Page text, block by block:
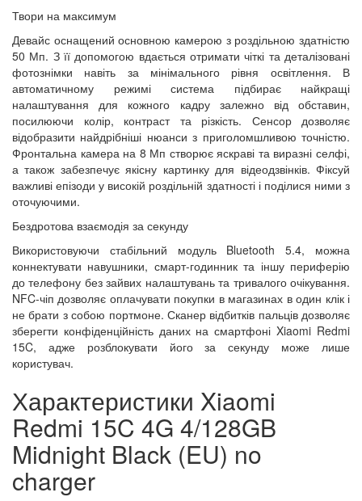
Твори на максимум
Девайс оснащений основною камерою з роздільною здатністю
50 Мп. З її допомогою вдається отримати чіткі та деталізовані
фотознімки навіть за мінімального рівня освітлення. В
автоматичному режимі система підбирає найкращі
налаштування для кожного кадру залежно від обставин,
посилюючи колір, контраст та різкість. Сенсор дозволяє
відобразити найдрібніші нюанси з приголомшливою точністю.
Фронтальна камера на 8 Мп створює яскраві та виразні селфі,
а також забезпечує якісну картинку для відеодзвінків. Фіксуй
важливі епізоди у високій роздільній здатності і поділися ними з
оточуючими.
Бездротова взаємодія за секунду
Використовуючи стабільний модуль Bluetooth 5.4, можна
коннектувати навушники, смарт-годинник та іншу периферію
до телефону без зайвих налаштувань та тривалого очікування.
NFC-чіп дозволяє оплачувати покупки в магазинах в один клік і
не брати з собою портмоне. Сканер відбитків пальців дозволяє
зберегти конфіденційність даних на смартфоні Xiaomi Redmi
15C, адже розблокувати його за секунду може лише
користувач.
Характеристики Xiaomi
Redmi 15C 4G 4/128GB
Midnight Black (EU) no
charger